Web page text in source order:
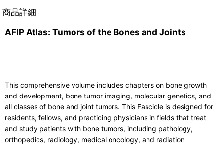
商品詳細
AFIP Atlas: Tumors of the Bones and Joints
This comprehensive volume includes chapters on bone growth
and development, bone tumor imaging, molecular genetics, and
all classes of bone and joint tumors. This Fascicle is designed for
residents, fellows, and practicing physicians in fields that treat
and study patients with bone tumors, including pathology,
orthopedics, radiology, medical oncology, and radiation